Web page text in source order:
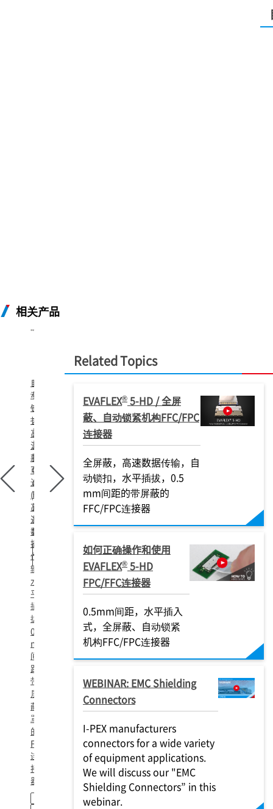
相关产品
自
动
锁
扣，
高
温
款
可
选
(105℃)，
高
速
数
据
传
输，
水
平
插
拔,
0.5
mm
间
距
带
屏
蔽
罩
的
FFC/FPC
连
接
器
自
锁
式,
水
平
插
拔,
0.5
mm,
FFC/FPC
连
接
器
Related Topics
EVAFLEX® 5-HD / 全屏
蔽、自动锁紧机构FFC/FPC
连接器
全屏蔽，高速数据传输，自
动锁扣，水平插拔，0.5
mm间距的带屏蔽的
FFC/FPC连接器
如何正确操作和使用
EVAFLEX® 5-HD
FPC/FFC连接器
0.5mm间距，水平插入
式，全屏蔽、自动锁紧
机构FFC/FPC连接器
WEBINAR: EMC Shielding
Connectors
I-PEX manufacturers
connectors for a wide variety
of equipment applications.
We will discuss our "EMC
Shielding Connectors” in this
webinar.